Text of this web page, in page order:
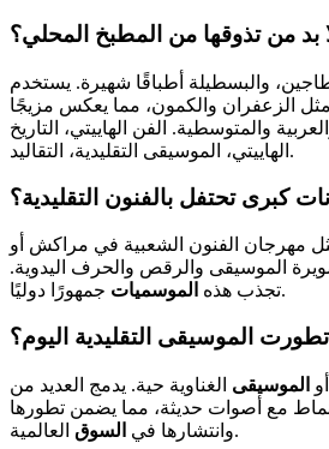
بد من تذوقها من المطبخ المحلي؟
والبسطيلة أطباقًا شهيرة. يستخدم
مثل الزعفران والكمون، مما يعكس مزيجًا
والمتوسطية. الفن الهاييتي، التاريخ
الهاييتي، الموسيقى التقليدية، التقاليد.
كبرى تحتفل بالفنون التقليدية؟
مهرجان الفنون الشعبية في مراكش أو
الموسيقى والرقص والحرف اليدوية.
تجذب هذه الموسميات جمهورًا دوليًا.
الموسيقى التقليدية اليوم؟
الموسيقى الغناوية حية. يدمج العديد من
مع أصوات حديثة، مما يضمن تطورها
وانتشارها في السوق العالمية.